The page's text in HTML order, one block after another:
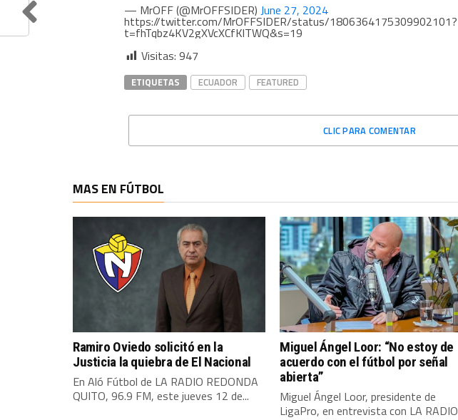
— MrOFF (@MrOFFSIDER) June 27, 2024
https://twitter.com/MrOFFSIDER/status/1806364175309902101?
t=fhTqbz4KV2gXVcXCfKlTWQ&s=19
Visitas: 947
ETIQUETAS ECUADOR FEATURED
CLIC PARA COMENTAR
MAS EN FÚTBOL
Ramiro Oviedo solicitó en la
Justicia la quiebra de El Nacional
En Aló Fútbol de LA RADIO REDONDA
QUITO, 96.9 FM, este jueves 12 de...
Miguel Ángel Loor: “No estoy de
acuerdo con el fútbol por señal
abierta”
Miguel Ángel Loor, presidente de
LigaPro, en entrevista con LA RADIO